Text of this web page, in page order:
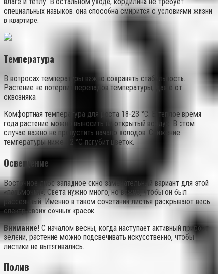
специальных навыков, она способна смирится с условиями жизни
в квартире.
Температура
В вопросах температуры важно сохранять стабильность.
Растение не потерпит перепадов температуры, даже от
сквозняка.
Комфортная температура для роста 18-23 °С. В теплое время
года растение можно выносить на открытый воздух. В этом
случае важно не пропустить начало холодов. Снижение
температуры ниже 12 °С погубит цветок.
Освещение
Восточное либо западное окно замечательный вариант для этой
«пальмочки». Света нужно много, но важно, чтобы он был
рассеянный. Именно в таком сочетании листья раскрывают весь
спектр своих сочных красок.
Внимание! С началом весны, когда наступает активный прирост
зелени, растение можно подсвечивать искусственно, чтобы
листики не вытягивались.
Полив